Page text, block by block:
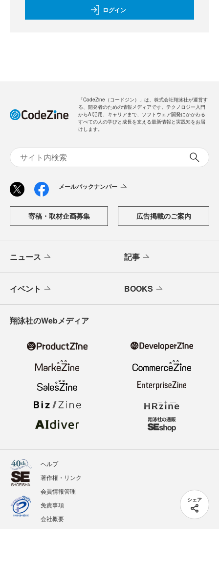
シェア
ログイン
「CodeZine（コードジン）」は、株式会社翔泳社が運営す
る、開発者のための情報メディアです。テクノロジー入門
からAI活用、キャリアまで、ソフトウェア開発にかかわる
すべての人の学びと成長を支える最新情報と実践知をお届
けします。
メールバックナンバー
寄稿・取材企画募集 広告掲載のご案内
ニュース 記事
イベント BOOKS
翔泳社のWebメディア
ヘルプ
著作権・リンク
会員情報管理
免責事項
会社概要